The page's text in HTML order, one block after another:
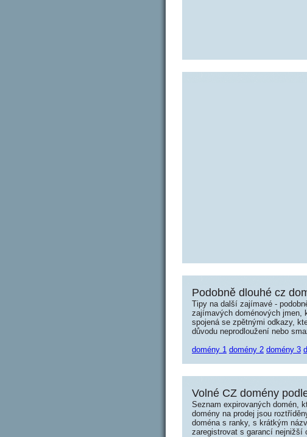
Podobně dlouhé cz
Tipy na další zajímavé -
zajímavých doménových jmen,
spojená se zpětnými odkazy,
důvodu neprodloužení nebo
domény 1 domény 2 domény 3
Volné CZ domény
Seznam expirovaných domén,
domény na prodej jsou
doména s ranky, s krátkým
zaregistrovat s garancí nejnižší